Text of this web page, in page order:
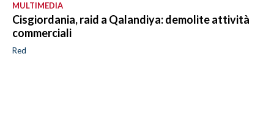
MULTIMEDIA
Cisgiordania, raid a Qalandiya: demolite attività
commerciali
Red